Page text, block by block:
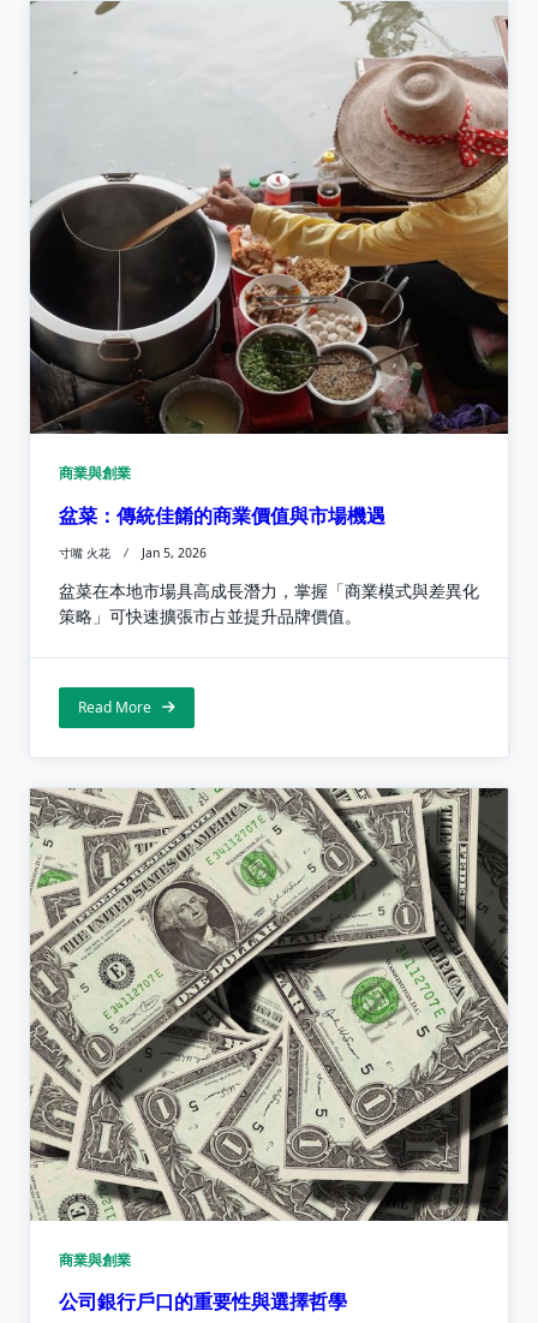
商業與創業
盆菜：傳統佳餚的商業價值與市場機遇
寸嘴 火花 Jan 5, 2026
盆菜在本地市場具高成長潛力，掌握「商業模式與差異化
策略」可快速擴張市占並提升品牌價值。
Read More
商業與創業
公司銀行戶口的重要性與選擇哲學